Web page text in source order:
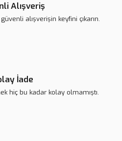
TL
Alışveriş
alışverişin keyfini çıkarın.
İade
hiç bu kadar kolay olmamıştı.